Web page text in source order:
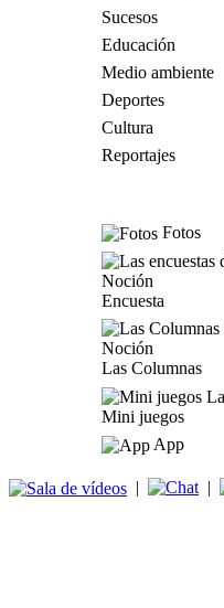
Sucesos
Educación
Medio ambiente
Deportes
Cultura
Reportajes
Fotos
Encuesta
Las Columnas
Mini juegos
App
| |